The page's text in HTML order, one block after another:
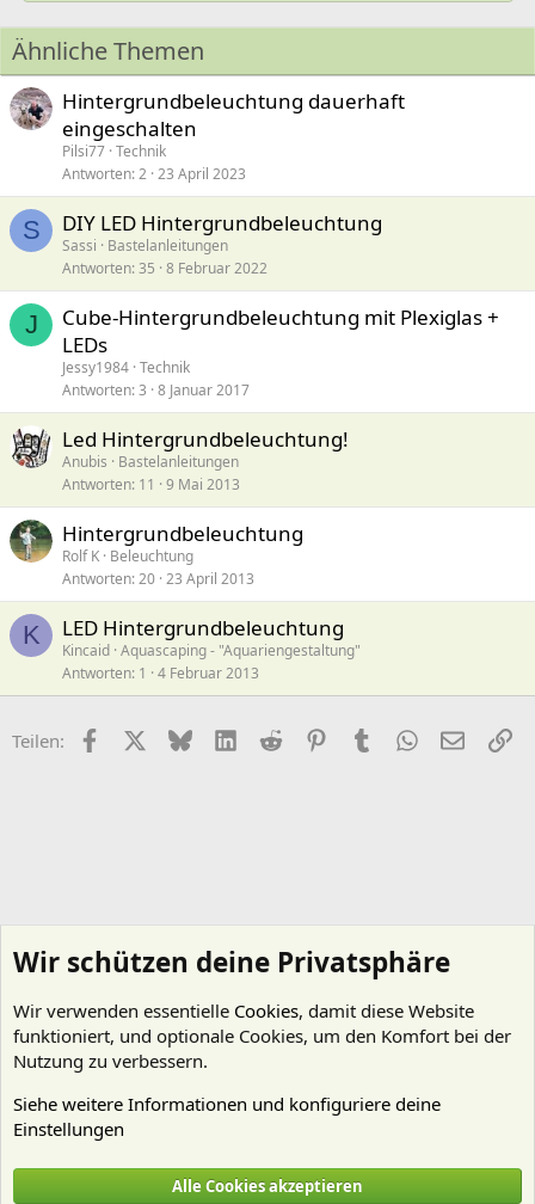
Ähnliche Themen
Hintergrundbeleuchtung dauerhaft
eingeschalten
Pilsi77 Technik
Antworten 2 23 April 2023
S DIY LED Hintergrundbeleuchtung
Sassi
Bastelanleitungen
Antworten 35 8 Februar 2022
J
Cube-Hintergrundbeleuchtung mit Plexiglas +
LEDs
Jessy1984 Technik
Antworten 3 8 Januar 2017
Led Hintergrundbeleuchtung!
Anubis
Bastelanleitungen
Antworten 11 9 Mai 2013
Hintergrundbeleuchtung
Rolf K Beleuchtung
Antworten 20 23 April 2013
K LED Hintergrundbeleuchtung
Kincaid Aquascaping - "Aquariengestaltung"
Antworten 1 4 Februar 2013
Teilen: FacebookX (Twitter)
BlueskyLinkedIn
Reddit PinterestTumblr WhatsApp
E-Mail
Wir schützen deine Privatsphäre
Wir verwenden essentielle Cookies, damit diese Website
funktioniert, und optionale Cookies, um den Komfort bei der
Nutzung zu verbessern.
Siehe weitere Informationen und konfiguriere deine
Einstellungen
Alle Cookies akzeptieren